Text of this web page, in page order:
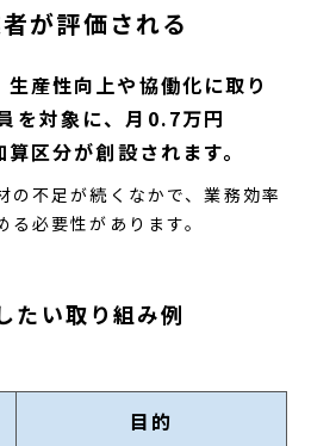
が評価される
産性向上や協働化に取り
を対象に、月0.7万円
区分が創設されます。
の不足が続くなかで、業務効率
必要性があります。
たい取り組み例
目的